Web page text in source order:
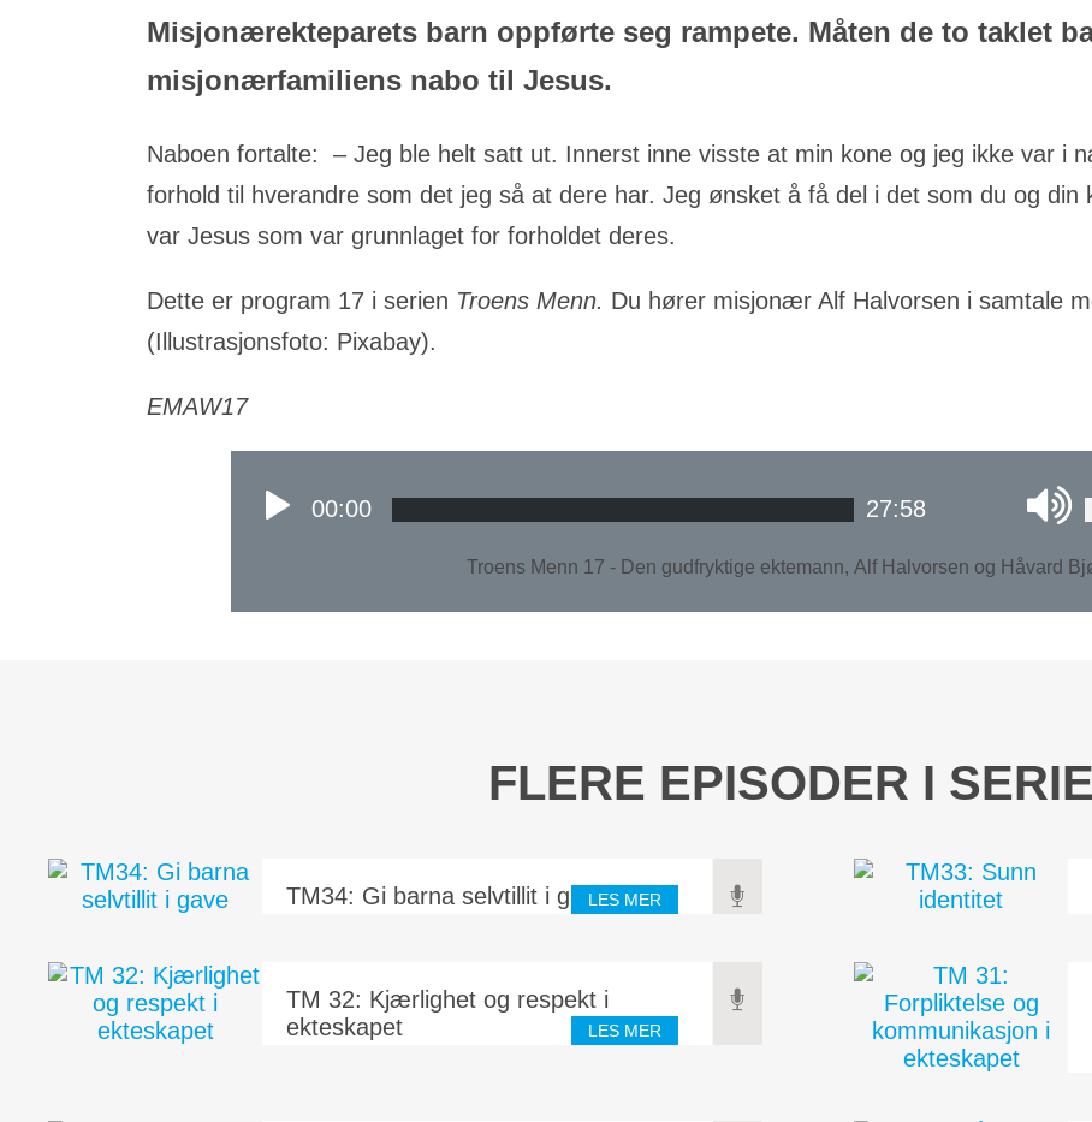
Misjonærekteparets barn oppførte seg rampete. Måten de to taklet
misjonærfamiliens nabo til Jesus.
Naboen fortalte: – Jeg ble helt satt ut. Innerst inne visste at min kone og jeg ikke var i
forhold til hverandre som det jeg så at dere har. Jeg ønsket å få del i det som du og
var Jesus som var grunnlaget for forholdet deres.
Dette er program 17 i serien Troens Menn. Du hører misjonær Alf Halvorsen i samtale
(Illustrasjonsfoto: Pixabay).
EMAW17
00:00 27:58
Troens Menn 17 - Den gudfryktige ektemann, Alf Halvorsen og Håvard
FLERE EPISODER I
TM34: Gi barna selvtillit i gaveLES MER
TM 32: Kjærlighet og respekt i
ekteskapet
LES MER